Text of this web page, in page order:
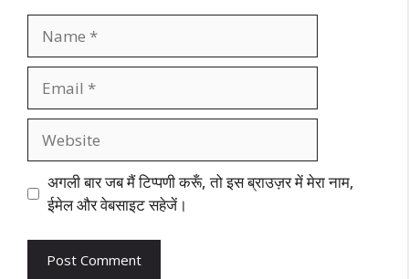
अगली बार जब मैं टिप्पणी करूँ, तो इस ब्राउज़र में मेरा नाम,
ईमेल और वेबसाइट सहेजें।